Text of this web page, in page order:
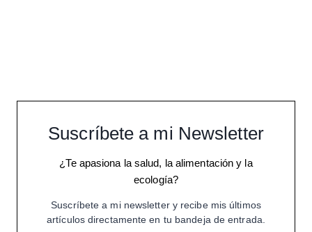
Suscríbete a mi Newsletter
¿Te apasiona la salud, la alimentación y la
ecología?
Suscríbete a mi newsletter y recibe mis últimos
artículos directamente en tu bandeja de entrada.